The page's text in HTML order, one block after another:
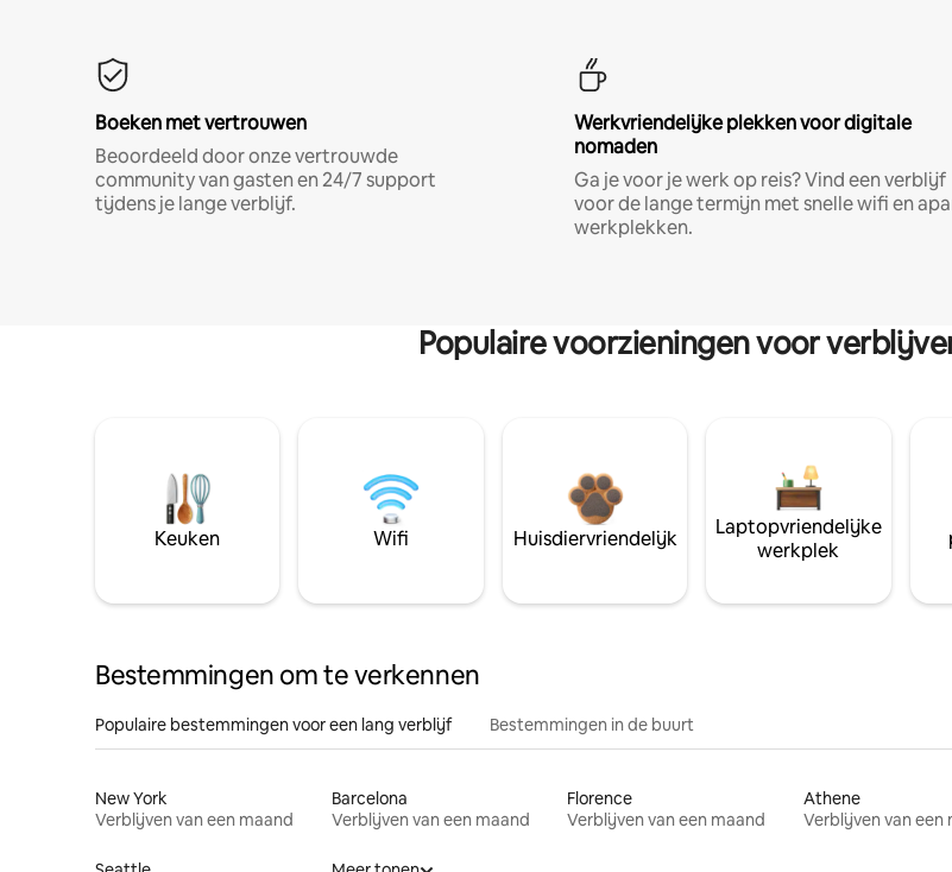
Boeken met vertrouwen
Beoordeeld door onze vertrouwde
community van gasten en 24/7 support
tijdens je lange verblijf.
Werkvriendelijke plekken voor digitale
nomaden
Ga je voor je werk op reis? Vind een verblijf
voor de lange termijn met snelle wifi en
werkplekken.
Populaire voorzieningen voor
Keuken Wifi Huisdiervriendelijk
Laptopvriendelijke
werkplek
Bestemmingen om te verkennen
Populaire bestemmingen voor een lang verblijf Bestemmingen in de buurt
New York
Verblijven van een maand
Barcelona
Verblijven van een maand
Florence
Verblijven van een maand
Athene
Verblijven van een